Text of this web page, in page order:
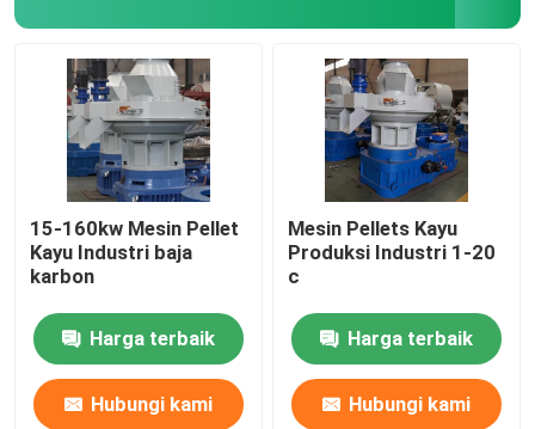
15-160kw Mesin Pellet
Kayu Industri baja
karbon
Harga terbaik
Hubungi kami
Mesin Pellets Kayu
Produksi Industri 1-20
c
Harga terbaik
Hubungi kami